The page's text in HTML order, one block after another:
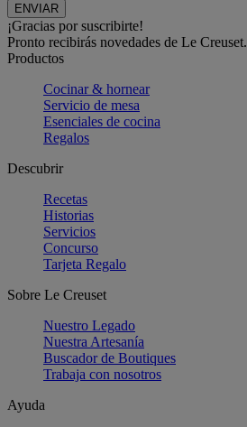
¡Gracias por suscribirte!
Pronto recibirás novedades de Le Creuset.
Productos
Cocinar & hornear
Servicio de mesa
Esenciales de cocina
Regalos
Descubrir
Recetas
Historias
Servicios
Concurso
Tarjeta Regalo
Sobre Le Creuset
Nuestro Legado
Nuestra Artesanía
Buscador de Boutiques
Trabaja con nosotros
Ayuda